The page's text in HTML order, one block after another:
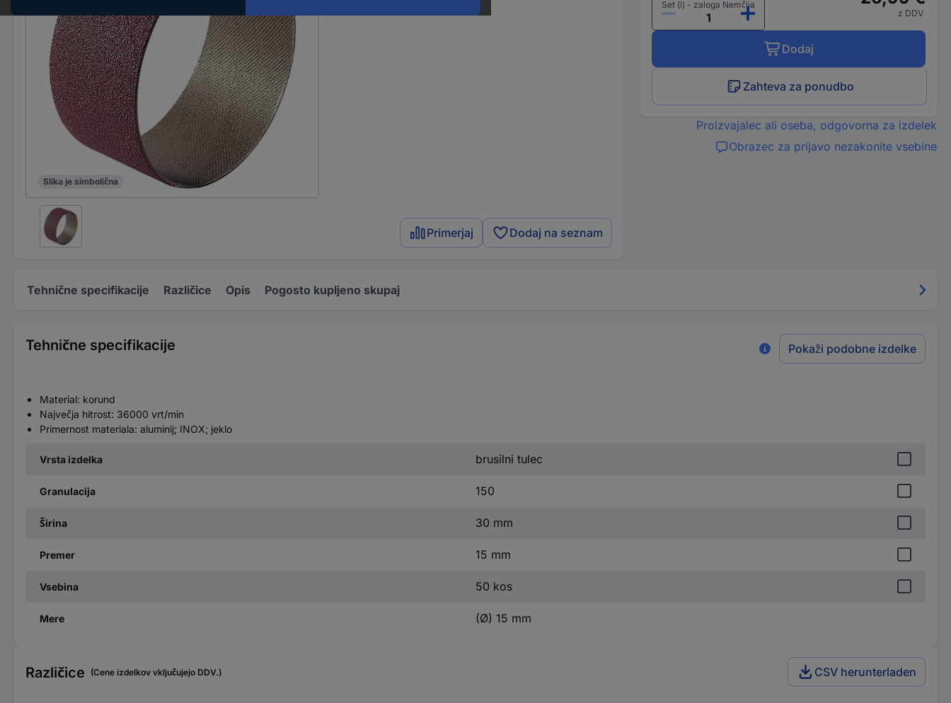
Slika je simbolična
Primerjaj Dodaj na seznam
Set (i) - zaloga Nemčija
z DDV
Dodaj
Zahteva za ponudbo
Proizvajalec ali oseba, odgovorna za izdelek
Obrazec za prijavo nezakonite vsebine
Tehnične specifikacije Različice Opis Pogosto kupljeno skupaj
Tehnične specifikacije Pokaži podobne izdelke
Material: korund
Največja hitrost: 36000 vrt/min
Primernost materiala: aluminij; INOX; jeklo
Vrsta izdelka brusilni tulec
Granulacija 150
Širina 30 mm
Premer 15 mm
Vsebina 50 kos
Mere (Ø) 15 mm
Različice (Cene izdelkov vključujejo DDV.) CSV herunterladen